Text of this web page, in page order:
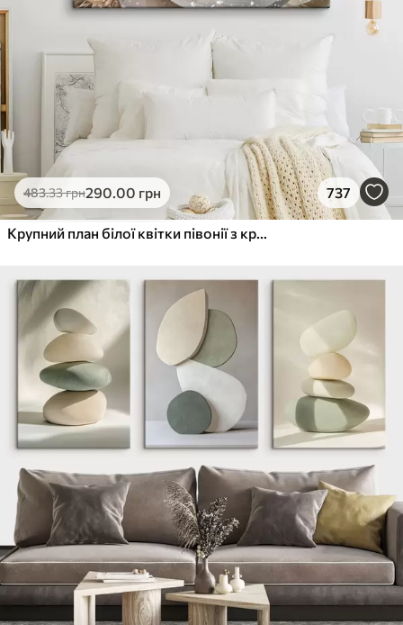
483.33грн290.00 грн 737
Крупний план білої квітки півонії з крапельками води на пелюстках на розмитому фоні